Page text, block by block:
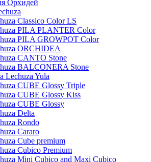
Орхидей
Classico Color LS
PILA PLANTER Color
PILA GROWPOT Color
ORCHIDEA
CANTO Stone
BALCONERA Stone
Lechuza Yula
CUBE Glossy Triple
CUBE Glossy Kiss
CUBE Glossy
Delta
Rondo
Cararo
Cube premium
Cubico Premium
Mini Cubico and Maxi Cubico